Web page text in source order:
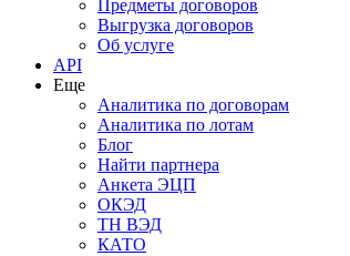
Предметы договоров
Выгрузка договоров
Об услуге
API
Еще
Аналитика по договорам
Аналитика по лотам
Блог
Найти партнера
Анкета ЭЦП
ОКЭД
ТН ВЭД
КАТО